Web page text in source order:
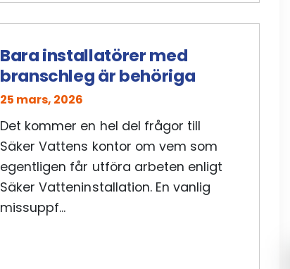
25 mars, 2026
Bara installatörer med
branschleg är behöriga
Det kommer en hel del frågor till
Säker Vattens kontor om vem som
egentligen får utföra arbeten enligt
Säker Vatteninstallation. En vanlig
missuppf...